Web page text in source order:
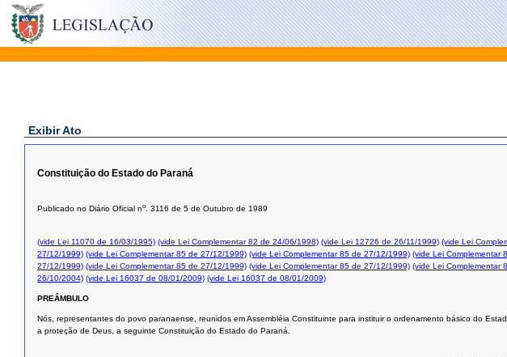
Exibir Ato
Constituição do Estado do Paraná
Publicado no Diário Oficial no. 3116 de 5 de Outubro de 1989
(vide Lei 11070 de 16/03/1995) (vide Lei Complementar 82 de 24/06/1998) (vide Lei 12726 de 26/11/1999) (vide Lei
27/12/1999) (vide Lei Complementar 85 de 27/12/1999) (vide Lei Complementar 85 de 27/12/1999) (vide Lei Complementar
27/12/1999) (vide Lei Complementar 85 de 27/12/1999) (vide Lei Complementar 85 de 27/12/1999) (vide Lei Complementar
26/10/2004) (vide Lei 16037 de 08/01/2009) (vide Lei 16037 de 08/01/2009)
PREÂMBULO
Nós, representantes do povo paranaense, reunidos em Assembléia Constituinte para instituir o ordenamento básico do
a proteção de Deus, a seguinte Constituição do Estado do Paraná.